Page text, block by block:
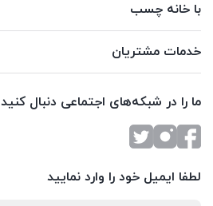
با خانه چسب
خدمات مشتریان
ما را در شبکه‌های اجتماعی دنبال کنید
لطفا ایمیل خود را وارد نمایید